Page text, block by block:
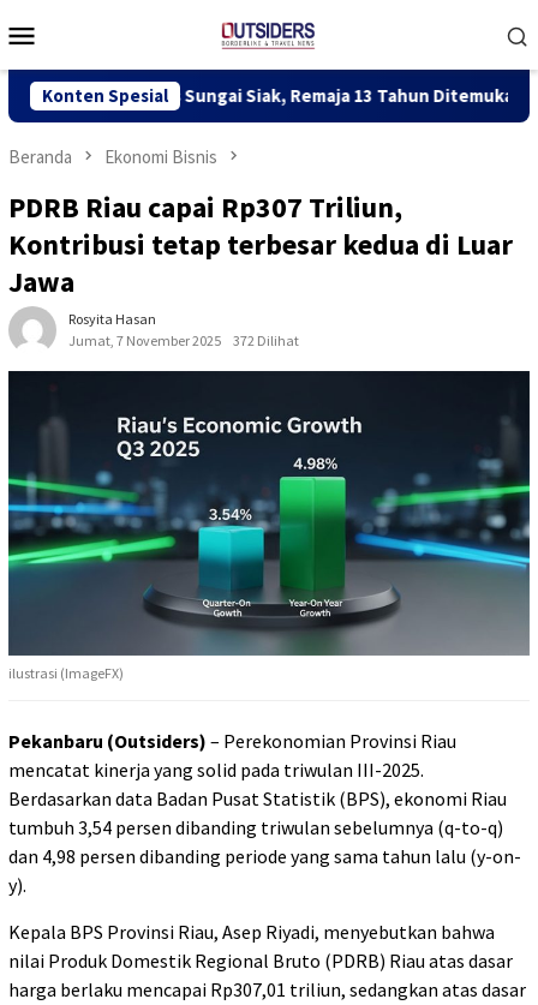
ke
Mobile
Konten Spesial
Arus Sungai Siak, Remaja 13 Tahun Ditemukan Tewas 3 Km
Beranda Ekonomi Bisnis
PDRB Riau capai Rp307 Triliun,
Kontribusi tetap terbesar kedua di Luar
Jawa
Rosyita Hasan
Jumat, 7 November 2025
372 Dilihat
ilustrasi (ImageFX)
Pekanbaru (Outsiders) – Perekonomian Provinsi Riau
mencatat kinerja yang solid pada triwulan III-2025.
Berdasarkan data Badan Pusat Statistik (BPS), ekonomi Riau
tumbuh 3,54 persen dibanding triwulan sebelumnya (q-to-q)
dan 4,98 persen dibanding periode yang sama tahun lalu (y-on-
y).
Kepala BPS Provinsi Riau, Asep Riyadi, menyebutkan bahwa
nilai Produk Domestik Regional Bruto (PDRB) Riau atas dasar
harga berlaku mencapai Rp307,01 triliun, sedangkan atas dasar